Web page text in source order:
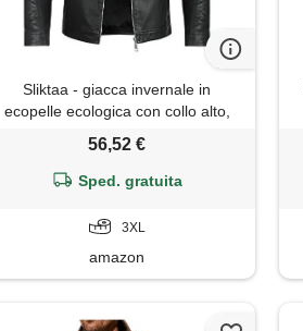
Sliktaa - giacca invernale in
ecopelle ecologica con collo alto,
casual, pelle, fresco, classico, nero,
b, xxxl, nero b, xxxl
56,52 €
Sped. gratuita
3XL
amazon